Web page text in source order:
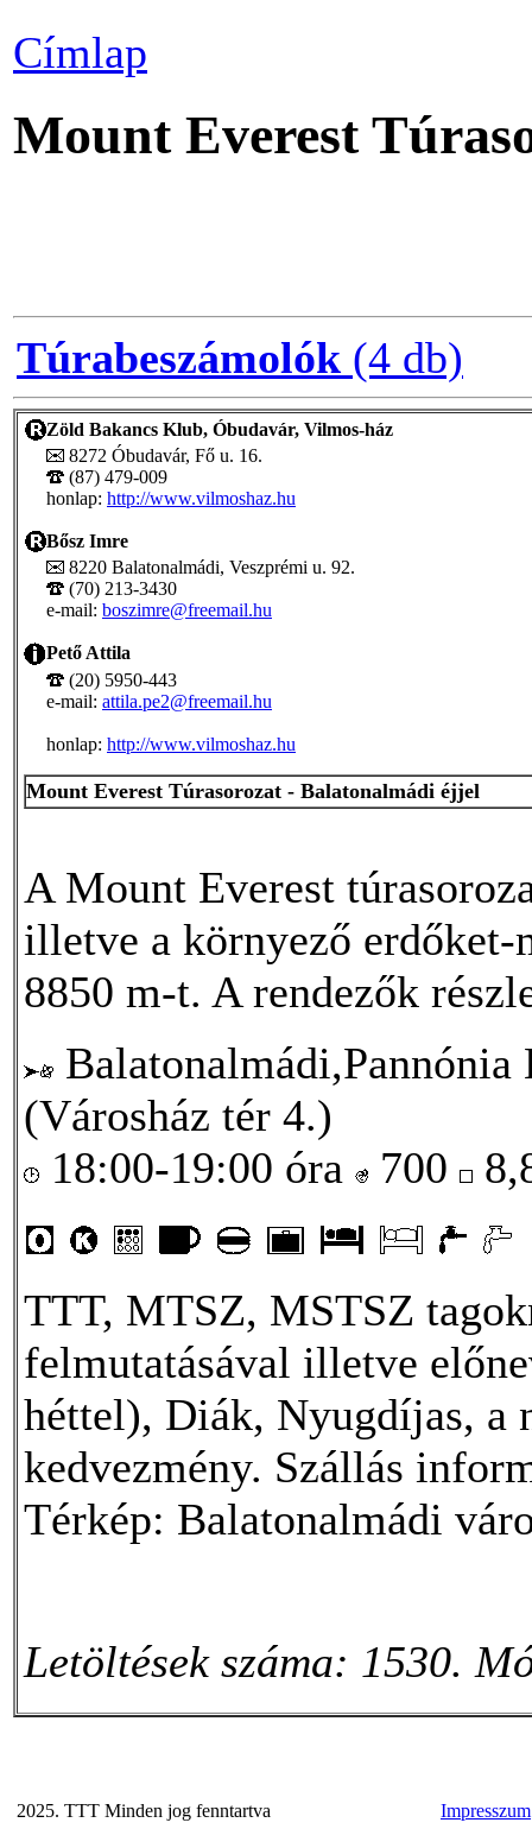
Címlap
Mount Everest
Túrabeszámolók (4 db)
Zöld Bakancs Klub, Óbudavár, Vilmos-ház
8272 Óbudavár, Fő u. 16.
(87) 479-009
honlap: http://www.vilmoshaz.hu
Bősz Imre
8220 Balatonalmádi, Veszprémi u. 92.
(70) 213-3430
e-mail: boszimre@freemail.hu
Pető Attila
(20) 5950-443
e-mail: attila.pe2@freemail.hu
honlap: http://www.vilmoshaz.hu
Mount Everest Túrasorozat - Balatonalmádi éjjel
A Mount Everest
illetve a környező
8850 m-t. A rendezők
(Városház tér 4.)
18:00-19:00 óra
700
TTT, MTSZ, MSTSZ
felmutatásával illetve
héttel), Diák, Nyugdíjas, a
kedvezmény. Szállás
Térkép: Balatonalmádi
Letöltések száma: 1530.
2025. TTT Minden jog fenntartva Impresszum